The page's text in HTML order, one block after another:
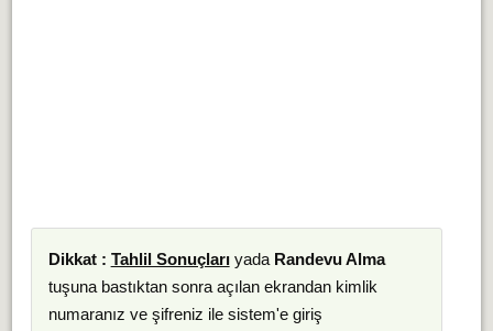
Dikkat : Tahlil Sonuçlarıyada Randevu Alma
tuşuna bastıktan sonra açılan ekrandan kimlik
numaranız ve şifreniz ile sistem'e giriş